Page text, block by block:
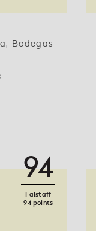
Bodegas
94
Falstaff
94 points